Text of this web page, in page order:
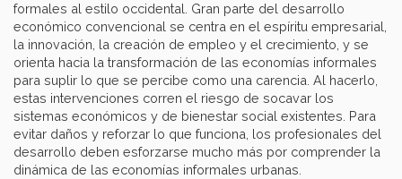
formales al estilo occidental. Gran parte del desarrollo
económico convencional se centra en el espíritu empresarial,
la innovación, la creación de empleo y el crecimiento, y se
orienta hacia la transformación de las economías informales
para suplir lo que se percibe como una carencia. Al hacerlo,
estas intervenciones corren el riesgo de socavar los
sistemas económicos y de bienestar social existentes. Para
evitar daños y reforzar lo que funciona, los profesionales del
desarrollo deben esforzarse mucho más por comprender la
dinámica de las economías informales urbanas.